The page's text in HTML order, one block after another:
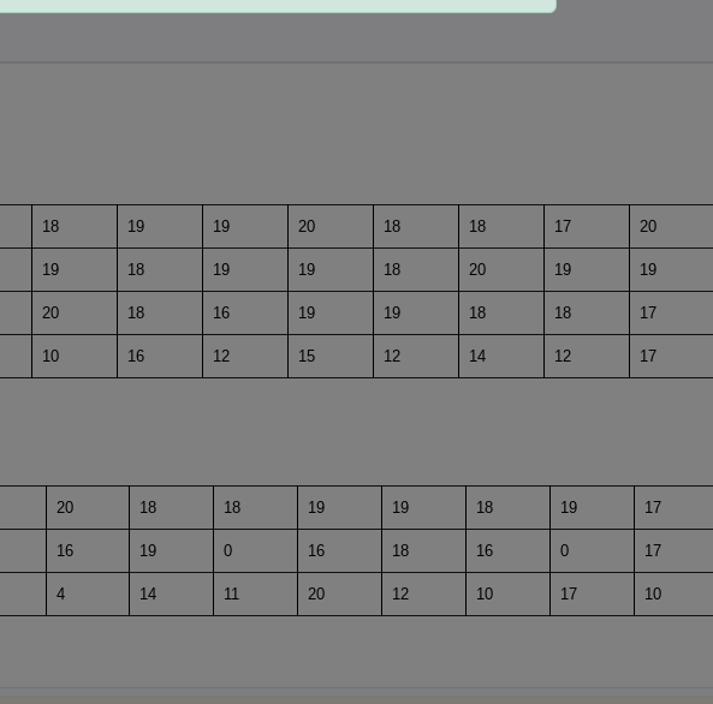
18 19 19 20 18 18 17 20
19 18 19 19 18 20 19 19
20 18 16 19 19 18 18 17
10 16 12 15 12 14 12 17
20 18 18 19 19 18 19 17
16 19 0 16 18 16 0 17
4 14 11 20 12 10 17 10